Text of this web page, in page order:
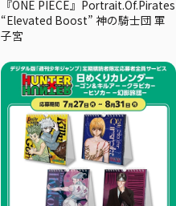
『ONE PIECE』Portrait.Of.Pirates
“Elevated Boost” 神の騎士団 軍
子宮